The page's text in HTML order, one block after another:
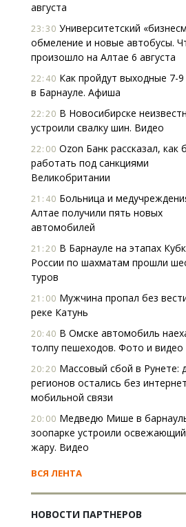
августа
23:30 Университетский
обмеление и новые автобусы.
произошло на Алтае 6 августа
22:40 Как пройдут выходные 7-9
в Барнауле. Афиша
22:20 В Новосибирске
устроили свалку шин. Видео
22:00 Ozon Банк рассказал, как
работать под санкциями
Великобритании
21:40 Больница и
Алтае получили пять новых
автомобилей
21:20 В Барнауле на этапах
России по шахматам прошли
туров
21:00 Мужчина пропал без
реке Катунь
20:40 В Омске автомобиль
толпу пешеходов. Фото и видео
20:20 Массовый сбой в Рунете:
регионов остались без
мобильной связи
20:00 Медведю Мише в
зоопарке устроили
жару. Видео
ВСЯ ЛЕНТА
НОВОСТИ ПАРТНЕРОВ